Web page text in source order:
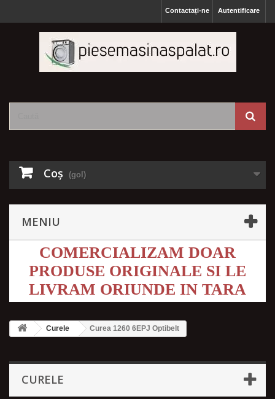
Autentificare
Contactați-ne
Coş (gol)
MENIU
COMERCIALIZAM DOAR
PRODUSE ORIGINALE SI LE
LIVRAM ORIUNDE IN TARA
Curele Curea 1260 6EPJ Optibelt
CURELE